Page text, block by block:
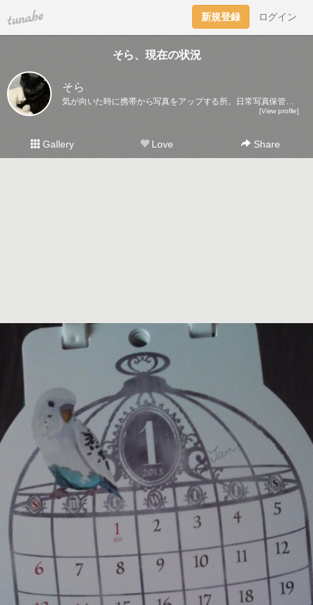
tuna.be 新規登録 ログイン
そら、現在の状況
そら
気が向いた時に携帯から写真をアップする所。日常写真保管庫になるかな～。
[View profile]
Gallery Love Share